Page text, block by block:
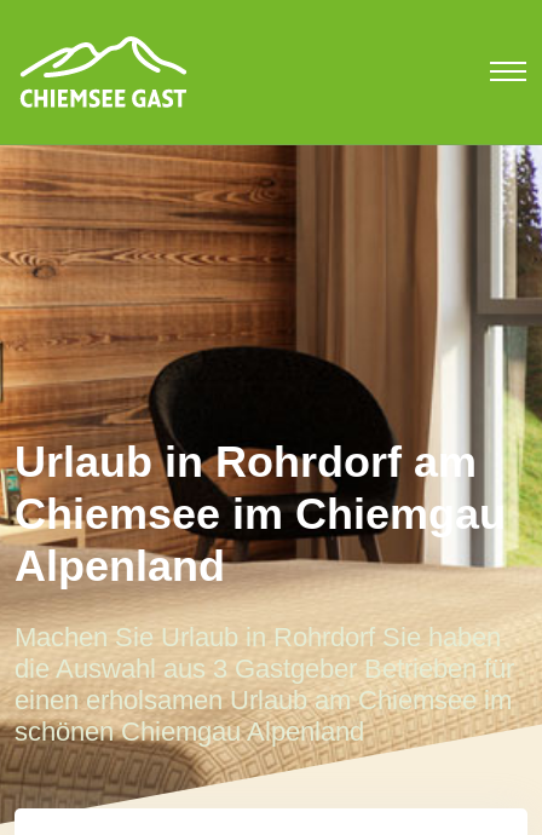
Urlaub in Rohrdorf am
Chiemsee im Chiemgau
Alpenland
Machen Sie Urlaub in Rohrdorf Sie haben
die Auswahl aus 3 Gastgeber Betrieben für
einen erholsamen Urlaub am Chiemsee im
schönen Chiemgau Alpenland